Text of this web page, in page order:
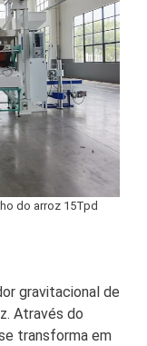
do arroz 15Tpd
gravitacional de
Através do
transforma em